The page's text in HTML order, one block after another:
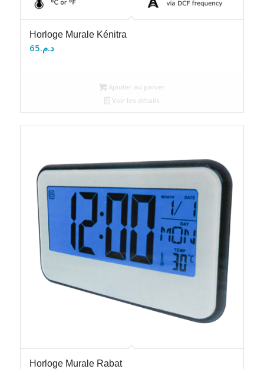
Horloge Murale Kénitra
د.م.65
Ajouter au panier
Voir les détails
Horloge Murale Rabat